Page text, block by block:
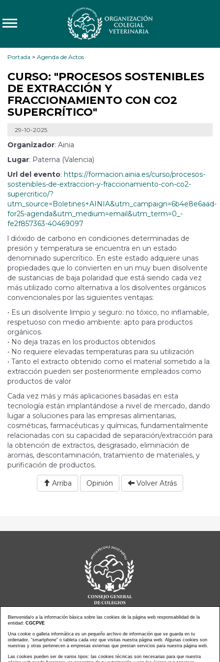
Portada > Agenda de Actos
CURSO: "PROCESOS SOSTENIBLES
DE EXTRACCIÓN Y
FRACCIONAMIENTO CON CO2
SUPERCRÍTICO"
29-10-2025
Organizador: Ainia
Lugar: Paterna (Valencia)
Url del evento: https://formacion.ainia.es/curso/procesos-
sostenibles-de-extraccion-y-fraccionamiento-con-co2-
supercritico/?
utm_source=Boletines+AINIA&utm_campaign=6b4e8e6aad-
for25-agenda&utm_medium=email&utm_term=0_-
fe2f857363-40469097
l dióxido de carbono en condiciones determinadas de
presión y temperatura se encuentra en un estado
denominado supercrítico. En este estado adquiere unas
propiedades que lo convierten en un muy buen disolvente
de sustancias de baja polaridad que está siendo cada vez
más utilizado como alternativa a los disolventes orgánicos
convencionales por las siguientes ventajas:
• Es un disolvente limpio y seguro: no tóxico, no inflamable,
respetuoso con medio ambiente: apto para productos
orgánicos.
• No deja trazas en los productos obtenidos
• No requiere elevadas temperaturas para su utilización
• Tanto el extracto obtenido como el material sometido a la
extracción pueden ser posteriormente empleados como
productos de valor
Cada vez más y más aplicaciones basadas en esta
tecnología están implantándose a nivel de mercado, dando
lugar a soluciones para las empresas alimentarias,
cosméticas, farmacéuticas y químicas, fundamentalmente
relacionadas con su capacidad de separación/extracción para
la obtención de extractos, desgrasado, eliminación de
aromas, descontaminación, tratamiento de materiales, y
purificación de productos.
Arriba Opinión Volver Atrás
Noticias actualidad
Agenda de Actos
Revistas
PressClip
Multimedias
Contacto
Bienvenida/o a la información básica sobre las cookies de la página web responsabilidad de la
entidad: CGCPVE
Una cookie o galleta informática es un pequeño archivo de información que se guarda en tu
ordenador, “smartphone” o tableta cada vez que visitas nuestra página web. Algunas cookies son
nuestras y otras pertenecen a empresas externas que prestan servicios para nuestra página web.
Las cookies pueden ser de varios tipos: las cookies técnicas son necesarias para que nuestra